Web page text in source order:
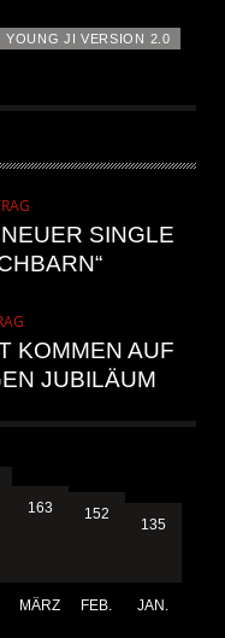
YOUNG JI VERSION 2.0
SINGLE
KOMMEN AUF
JUBILÄUM
163
MÄRZ
152
FEB.
135
JAN.